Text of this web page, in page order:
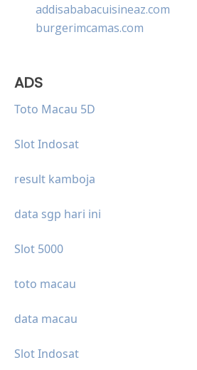
addisababacuisineaz.com
burgerimcamas.com
ADS
Toto Macau 5D
Slot Indosat
result kamboja
data sgp hari ini
Slot 5000
toto macau
data macau
Slot Indosat